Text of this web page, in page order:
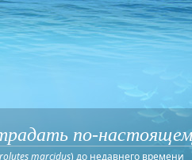
по-
marcidus) до недавнего времени